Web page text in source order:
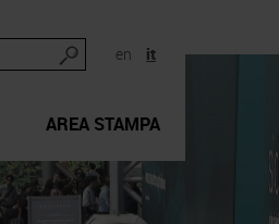
en it
AREA STAMPA